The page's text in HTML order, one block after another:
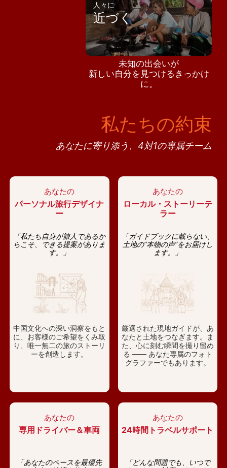
人々に
近づく
未知の出会いが
新しい自分を見つけるきっかけ
に。
私たちの約束
あなたに寄り添う、4対1の専属チーム
あなたの
パーソナル旅行デザイナ
ー
「私たち自身が旅人であるか
らこそ、できる提案がありま
す。」
中国文化への深い洞察をもと
に、お客様のご希望をくみ取
り、唯一無二の旅のストーリ
ーを創造します。
あなたの
ローカル・ストーリーテ
ラー
「ガイドブックに載らない、
土地の“本物の声”をお届けし
ます。」
厳選された現地ガイドが、あ
なたと土地をつなぎます。ま
た、心に刻む瞬間を撮り留め
る —— あなた専属のフォト
グラファーでもあります。
あなたの
専用ドライバー＆車両
「あなたのペースを最優先
あなたの
24時間トラベルサポート
「どんな問題でも、いつで